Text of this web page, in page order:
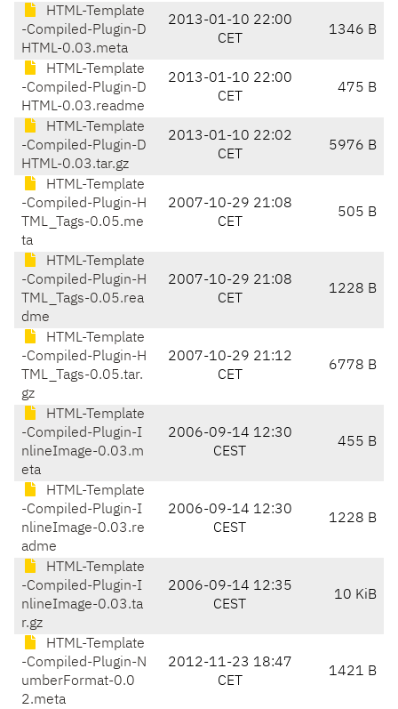
HTML-Template
-Compiled-Plugin-D
HTML-0.03.meta
2013-01-10 22:00
CET
1346 B
HTML-Template
-Compiled-Plugin-D
HTML-0.03.readme
2013-01-10 22:00
CET
475 B
HTML-Template
-Compiled-Plugin-D
HTML-0.03.tar.gz
2013-01-10 22:02
CET
5976 B
HTML-Template
-Compiled-Plugin-H
TML_Tags-0.05.me
ta
2007-10-29 21:08
CET
505 B
HTML-Template
-Compiled-Plugin-H
TML_Tags-0.05.rea
dme
2007-10-29 21:08
CET
1228 B
HTML-Template
-Compiled-Plugin-H
TML_Tags-0.05.tar.
gz
2007-10-29 21:12
CET
6778 B
HTML-Template
-Compiled-Plugin-I
nlineImage-0.03.m
eta
2006-09-14 12:30
CEST
455 B
HTML-Template
-Compiled-Plugin-I
nlineImage-0.03.re
adme
2006-09-14 12:30
CEST
1228 B
HTML-Template
-Compiled-Plugin-I
nlineImage-0.03.ta
r.gz
2006-09-14 12:35
CEST
10 KiB
HTML-Template
-Compiled-Plugin-N
umberFormat-0.0
2.meta
2012-11-23 18:47
CET
1421 B